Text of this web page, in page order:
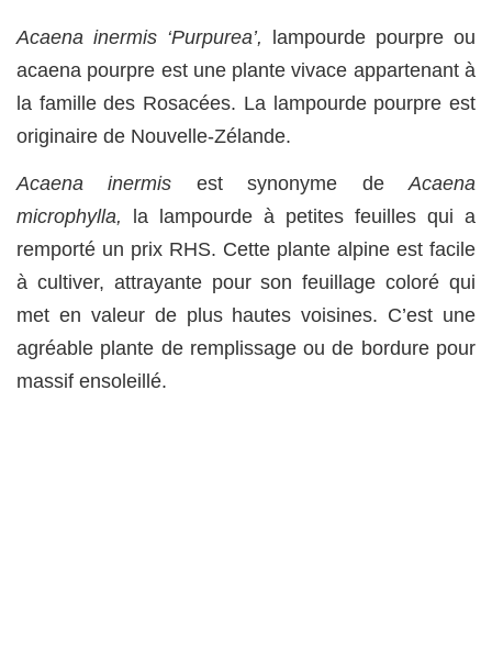
Acaena inermis ‘Purpurea’,
lampourde pourpre ou
acaena pourpre est une plante vivace appartenant à
la famille des Rosacées. La lampourde pourpre est
originaire de Nouvelle-Zélande.
Acaena inermis est synonyme deAcaena
microphylla, la lampourde à petites feuilles qui a
remporté un prix RHS. Cette plante alpine est facile
à cultiver, attrayante pour son feuillage coloré qui
met en valeur de plus hautes voisines. C’est une
agréable plante de remplissage ou de bordure pour
massif ensoleillé.